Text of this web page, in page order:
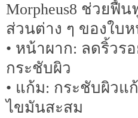
Morpheus8 ช่วยฟื้
ส่วนต่าง ๆ ของใบ
• หน้าผาก: ลดริ้วร
กระชับผิว
• แก้ม: กระชับผิว
ไขมันสะสม